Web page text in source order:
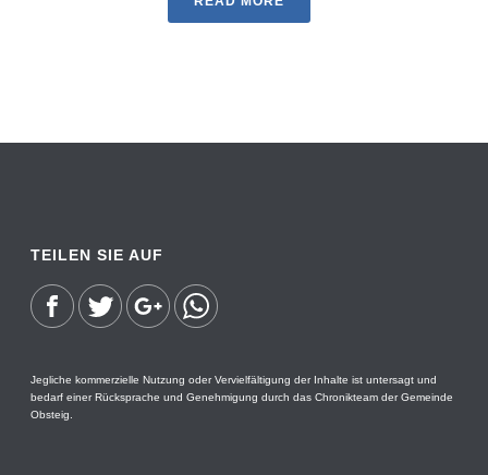
TEILEN SIE AUF
Jegliche kommerzielle Nutzung oder Vervielfältigung der Inhalte ist untersagt und
bedarf einer Rücksprache und Genehmigung durch das Chronikteam der Gemeinde
Obsteig.